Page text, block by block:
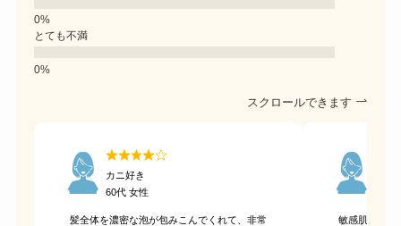
とても不満
スクロールできます
カニ好き
60代 女性
髪全体を濃密な泡が包みこんでくれて、非常
敏感肌用とし